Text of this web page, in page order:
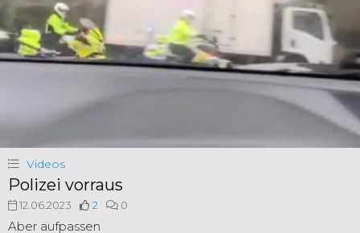
Videos
Polizei vorraus
12.06.2023 2 0
Aber aufpassen